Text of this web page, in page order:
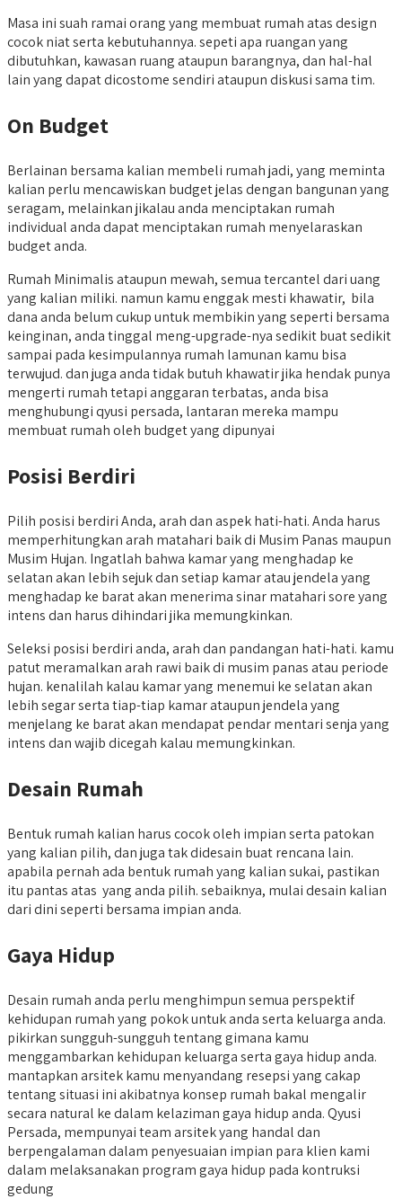
Masa ini suah ramai orang yang membuat rumah atas design
cocok niat serta kebutuhannya. sepeti apa ruangan yang
dibutuhkan, kawasan ruang ataupun barangnya, dan hal-hal
lain yang dapat dicostome sendiri ataupun diskusi sama tim.
On Budget
Berlainan bersama kalian membeli rumah jadi, yang meminta
kalian perlu mencawiskan budget jelas dengan bangunan yang
seragam, melainkan jikalau anda menciptakan rumah
individual anda dapat menciptakan rumah menyelaraskan
budget anda.
Rumah Minimalis ataupun mewah, semua tercantel dari uang
yang kalian miliki. namun kamu enggak mesti khawatir, bila
dana anda belum cukup untuk membikin yang seperti bersama
keinginan, anda tinggal meng-upgrade-nya sedikit buat sedikit
sampai pada kesimpulannya rumah lamunan kamu bisa
terwujud. dan juga anda tidak butuh khawatir jika hendak punya
mengerti rumah tetapi anggaran terbatas, anda bisa
menghubungi qyusi persada, lantaran mereka mampu
membuat rumah oleh budget yang dipunyai
Posisi Berdiri
Pilih posisi berdiri Anda, arah dan aspek hati-hati. Anda harus
memperhitungkan arah matahari baik di Musim Panas maupun
Musim Hujan. Ingatlah bahwa kamar yang menghadap ke
selatan akan lebih sejuk dan setiap kamar atau jendela yang
menghadap ke barat akan menerima sinar matahari sore yang
intens dan harus dihindari jika memungkinkan.
Seleksi posisi berdiri anda, arah dan pandangan hati-hati. kamu
patut meramalkan arah rawi baik di musim panas atau periode
hujan. kenalilah kalau kamar yang menemui ke selatan akan
lebih segar serta tiap-tiap kamar ataupun jendela yang
menjelang ke barat akan mendapat pendar mentari senja yang
intens dan wajib dicegah kalau memungkinkan.
Desain Rumah
Bentuk rumah kalian harus cocok oleh impian serta patokan
yang kalian pilih, dan juga tak didesain buat rencana lain.
apabila pernah ada bentuk rumah yang kalian sukai, pastikan
itu pantas atas yang anda pilih. sebaiknya, mulai desain kalian
dari dini seperti bersama impian anda.
Gaya Hidup
Desain rumah anda perlu menghimpun semua perspektif
kehidupan rumah yang pokok untuk anda serta keluarga anda.
pikirkan sungguh-sungguh tentang gimana kamu
menggambarkan kehidupan keluarga serta gaya hidup anda.
mantapkan arsitek kamu menyandang resepsi yang cakap
tentang situasi ini akibatnya konsep rumah bakal mengalir
secara natural ke dalam kelaziman gaya hidup anda. Qyusi
Persada, mempunyai team arsitek yang handal dan
berpengalaman dalam penyesuaian impian para klien kami
dalam melaksanakan program gaya hidup pada kontruksi
gedung